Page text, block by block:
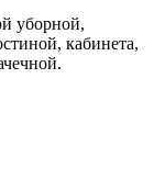
уборной,
кабинета,